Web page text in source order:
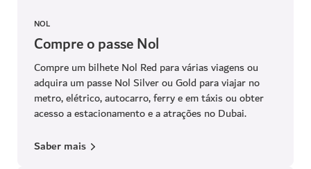
NOL
Compre o passe Nol
Compre um bilhete Nol Red para várias viagens ou
adquira um passe Nol Silver ou Gold para viajar no
metro, elétrico, autocarro, ferry e em táxis ou obter
acesso a estacionamento e a atrações no Dubai.
Saber mais